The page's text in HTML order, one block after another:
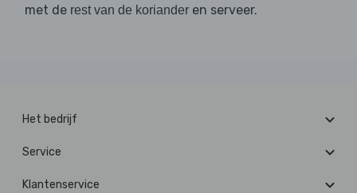
met de rest van de koriander en serveer.
Het bedrijf
Service
Klantenservice